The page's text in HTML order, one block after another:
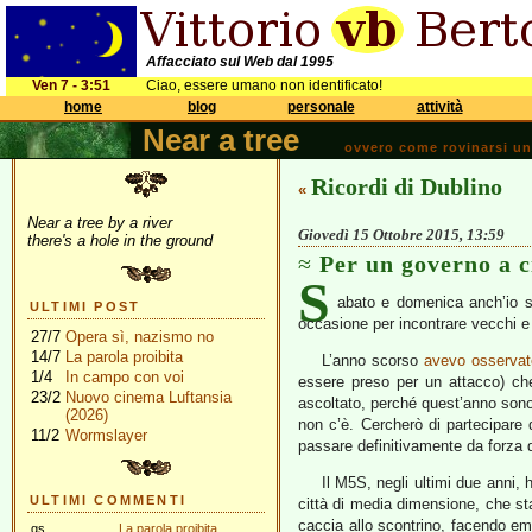
Affacciato sul Web dal 1995
Ven 7 - 3:51
Ciao, essere umano non identificato!
home
blog personale attività
Near a tree ovvero come rovinarsi
Near a tree by a river
there's a hole in the ground
ULTIMI POST
27/7 Opera sì, nazismo no
14/7 La parola proibita
1/4
In campo con voi
23/2 Nuovo cinema Luftansia
(2026)
11/2 Wormslayer
ULTIMI COMMENTI
gs
La parola proibita
« Ricordi di Dublino
Giovedì 15 Ottobre 2015, 13:59
Per un governo a
S abato e domenica anch’io
occasione per incontrare vecchi
L’anno scorso avevo
essere preso per un attacco)
ascoltato, perché quest’anno
non c’è. Cercherò di
passare definitivamente da forza
Il M5S, negli ultimi due
città di media dimensione, che
caccia allo scontrino, facendo